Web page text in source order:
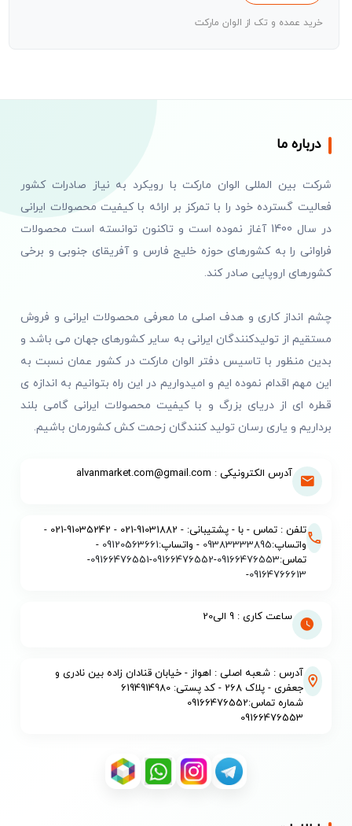
خرید عمده و تک از الوان مارکت
درباره ما
شرکت بین المللی الوان مارکت با رویکرد به نیاز صادرات کشور
فعالیت گسترده خود را با تمرکز بر ارائه با کیفیت محصولات ایرانی
در سال 1400 آغاز نموده است و تاکنون توانسته است محصولات
فراوانی را به کشورهای حوزه خلیج فارس و آفریقای جنوبی و برخی
کشورهای اروپایی صادر کند.
چشم انداز کاری و هدف اصلی ما معرفی محصولات ایرانی و فروش
مستقیم از تولیدکنندگان ایرانی به سایر کشورهای جهان می باشد و
بدین منظور با تاسیس دفتر الوان مارکت در کشور عمان نسبت به
این مهم اقدام نموده ایم و امیدواریم در این راه بتوانیم به اندازه ی
قطره ای از دریای بزرگ و با کیفیت محصولات ایرانی گامی بلند
برداریم و یاری رسان تولید کنندگان زحمت کش کشورمان باشیم.
آدرس الکترونیکی : alvanmarket.com@gmail.com
تلفن : تماس - با - پشتیبانی: - 91031882-021 - 91035242-021 -
واتساپ:09383333895 - واتساپ:09120563661
-
تماس:09166476553
-
09166476552
-
09166476551
-
09164766613
-
ساعت کاری : 9 الی20
آدرس : شعبه اصلی : اهواز - خیابان قنادان زاده بین نادری و
جعفری - پلاک 268 - کد پستی: 6194914980
شماره تماس:09166476552
09166476553